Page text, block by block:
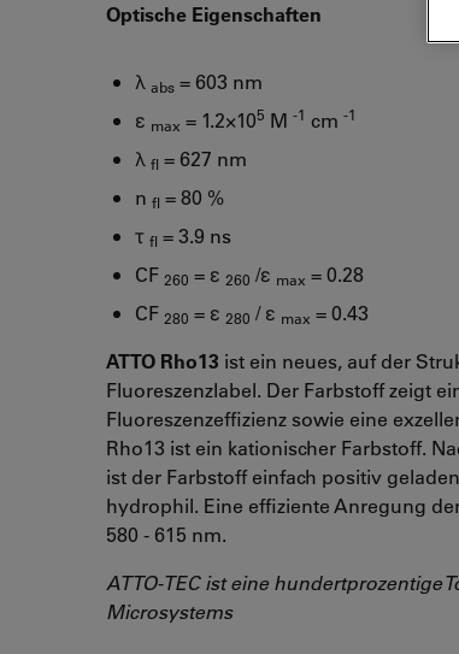
Optische Eigenschaften
λ abs = 603 nm
ε max = 1.2×105 M -1 cm -1
λ fl = 627 nm
n fl = 80 %
τ fl = 3.9 ns
CF 260 = ε 260 /ε max = 0.28
CF 280 = ε 280 / ε max = 0.43
ATTO Rho13 ist ein neues, auf der
Fluoreszenzlabel. Der Farbstoff zeigt
Fluoreszenzeffizienz sowie eine
Rho13 ist ein kationischer Farbstoff.
ist der Farbstoff einfach positiv
hydrophil. Eine effiziente Anregung
580 - 615 nm.
ATTO-TEC ist eine hundertprozentige
Microsystems